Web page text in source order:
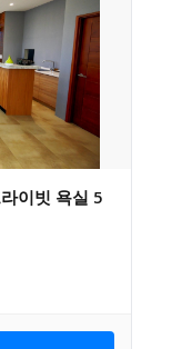
이빗 욕실 5